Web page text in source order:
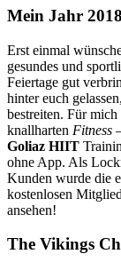
Mein Jahr
Erst einmal
gesundes und
Feiertage gut
hinter euch
bestreiten. Für
knallharten Fitness
Goliaz HIIT
ohne App. Als
Kunden wurde die
kostenlosen
ansehen!
The Vikings